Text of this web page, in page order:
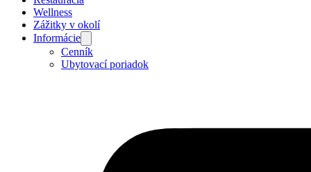
Wellness
Zážitky v okolí
Informácie
Cenník
Ubytovací poriadok